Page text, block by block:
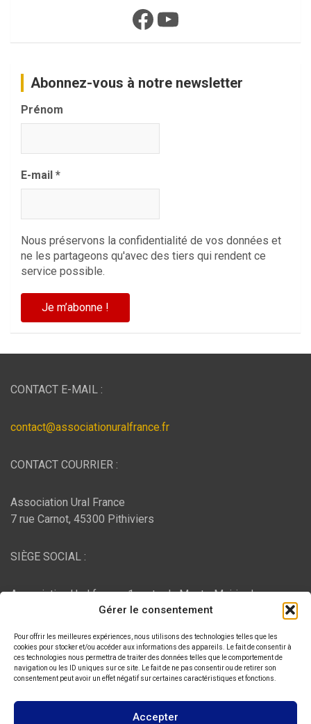
Gérer le consentement
Pour offrir les meilleures expériences, nous utilisons des technologies telles que les
cookies pour stocker et/ou accéder aux informations des appareils. Le fait de consentir à
ces technologies nous permettra de traiter des données telles que le comportement de
navigation ou les ID uniques sur ce site. Le fait de ne pas consentir ou de retirer son
consentement peut avoir un effet négatif sur certaines caractéristiques et fonctions.
Accepter
Facebook
YouTube
Abonnez-vous à notre newsletter
Prénom
E-mail *
Nous préservons la confidentialité de vos données et
ne les partageons qu'avec des tiers qui rendent ce
service possible.
CONTACT E-MAIL :
contact@associationuralfrance.fr
CONTACT COURRIER :
Association Ural France
7 rue Carnot, 45300 Pithiviers
SIÈGE SOCIAL :
Association Ural france, 1 route du Mont - Mairie de
Bujaleuf, 87460 Bujaleuf
HÉBERGEMENT :
, Chemin des Pardiaux, 63000 Clermont-Ferrand